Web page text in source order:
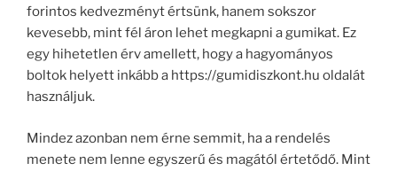
forintos kedvezményt értsünk, hanem sokszor
kevesebb, mint fél áron lehet megkapni a gumikat. Ez
egy hihetetlen érv amellett, hogy a hagyományos
boltok helyett inkább a https://gumidiszkont.hu oldalát
használjuk.
Mindez azonban nem érne semmit, ha a rendelés
menete nem lenne egyszerű és magától értetődő. Mint